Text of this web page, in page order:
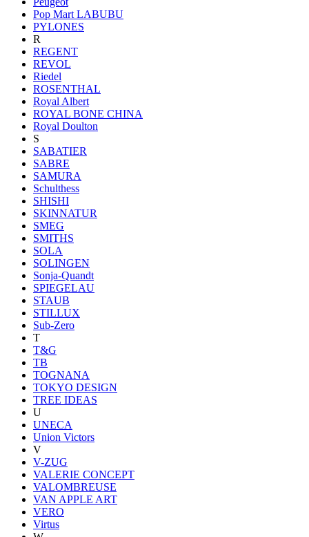
Pop Mart LABUBU
PYLONES
R
REGENT
REVOL
Riedel
ROSENTHAL
Royal Albert
ROYAL BONE CHINA
Royal Doulton
S
SABATIER
SABRE
SAMURA
Schulthess
SHISHI
SKINNATUR
SMEG
SMITHS
SOLA
SOLINGEN
Sonja-Quandt
SPIEGELAU
STAUB
STILLUX
Sub-Zero
T
T&G
TB
TOGNANA
TOKYO DESIGN
TREE IDEAS
U
UNECA
Union Victors
V
V-ZUG
VALERIE CONCEPT
VALOMBREUSE
VAN APPLE ART
VERO
Virtus